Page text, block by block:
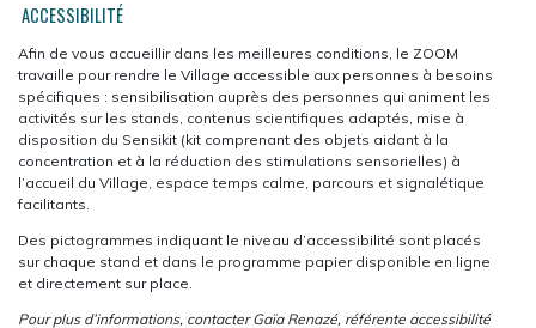
ACCESSIBILITÉ
Afin de vous accueillir dans les meilleures conditions, le ZOOM
travaille pour rendre le Village accessible aux personnes à besoins
spécifiques : sensibilisation auprès des personnes qui animent les
activités sur les stands, contenus scientifiques adaptés, mise à
disposition du Sensikit (kit comprenant des objets aidant à la
concentration et à la réduction des stimulations sensorielles) à
l’accueil du Village, espace temps calme, parcours et signalétique
facilitants.
Des pictogrammes indiquant le niveau d’accessibilité sont placés
sur chaque stand et dans le programme papier disponible en ligne
et directement sur place.
Pour plus d’informations, contacter Gaïa Renazé, référente accessibilité